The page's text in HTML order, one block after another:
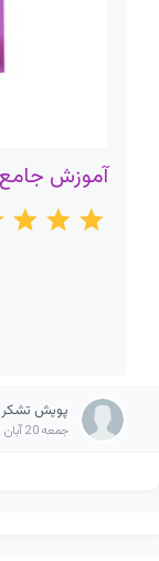
آموزش
پویش
جمعه 20 آبان 1401